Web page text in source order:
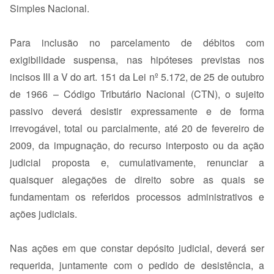
Simples Nacional.
Para inclusão no parcelamento de débitos com
exigibilidade suspensa, nas hipóteses previstas nos
incisos III a V do art. 151 da Lei nº 5.172, de 25 de outubro
de 1966 – Código Tributário Nacional (CTN), o sujeito
passivo deverá desistir expressamente e de forma
irrevogável, total ou parcialmente, até 20 de fevereiro de
2009, da impugnação, do recurso interposto ou da ação
judicial proposta e, cumulativamente, renunciar a
quaisquer alegações de direito sobre as quais se
fundamentam os referidos processos administrativos e
ações judiciais.
Nas ações em que constar depósito judicial, deverá ser
requerida, juntamente com o pedido de desistência, a